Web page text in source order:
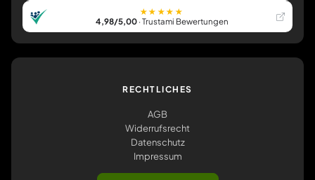
★★★★★
4,98/5,00· Trustami Bewertungen
RECHTLICHES
AGB
Widerrufsrecht
Datenschutz
Impressum